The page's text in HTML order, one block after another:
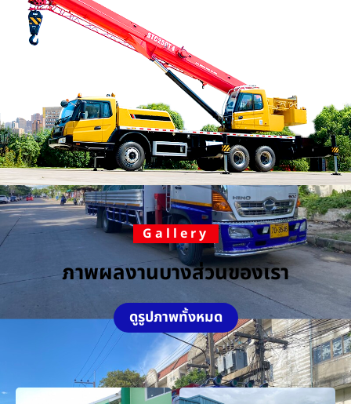
Gallery
ภาพผลงานบางส่วนของเรา
ดูรูปภาพทั้งหมด